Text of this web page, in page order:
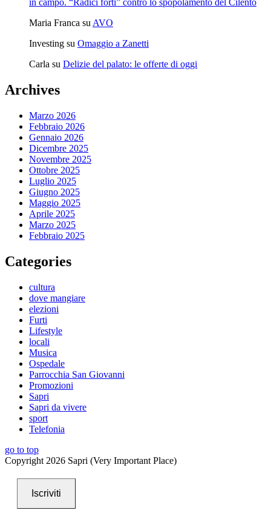
in campo. “Radici forti” contro lo spopolamento del Cilento
Maria Franca su AVO
Investing su Omaggio a Zanetti
Carla su Delizie del palato: le offerte di oggi
Archives
Marzo 2026
Febbraio 2026
Gennaio 2026
Dicembre 2025
Novembre 2025
Ottobre 2025
Luglio 2025
Giugno 2025
Maggio 2025
Aprile 2025
Marzo 2025
Febbraio 2025
Categories
cultura
dove mangiare
elezioni
Furti
Lifestyle
locali
Musica
Ospedale
Parrocchia San Giovanni
Promozioni
Sapri
Sapri da vivere
sport
Telefonia
go to top
Copyright 2026 Sapri (Very Important Place)
Iscriviti